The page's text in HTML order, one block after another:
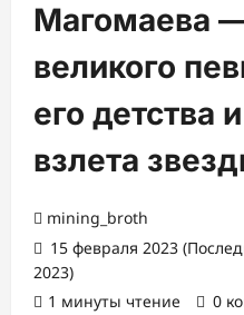
Магомаева
великого
его детства
взлета
mining_broth
15 февраля 2023
2023)
1 минуты чтение
0